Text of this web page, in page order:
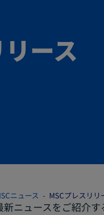
ース
ニュース MSCプレスリリ
新ニュースをご紹介す